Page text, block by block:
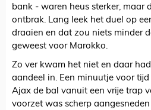
bank - waren heus sterker, maar
ontbrak. Lang leek het duel op
draaien en dat zou niets minder
geweest voor Marokko.
Zo ver kwam het niet en daar
aandeel in. Een minuutje voor
Ajax de bal vanuit een vrije trap
voorzet was scherp